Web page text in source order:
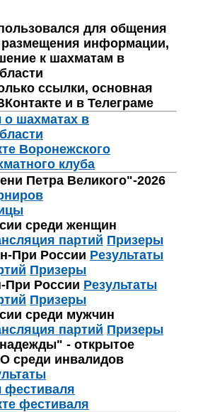
для общения
информации,
к шахматам в
ссылки, основная
и в Телеграме
о шахматах в
Воронежского
клуба
Петра Великого"-2026
среди женщин
партий Призеры
При России Результаты
Призеры
При России Результаты
Призеры
среди мужчин
партий Призеры
- открытое
среди инвалидов
фестиваля
фестиваля